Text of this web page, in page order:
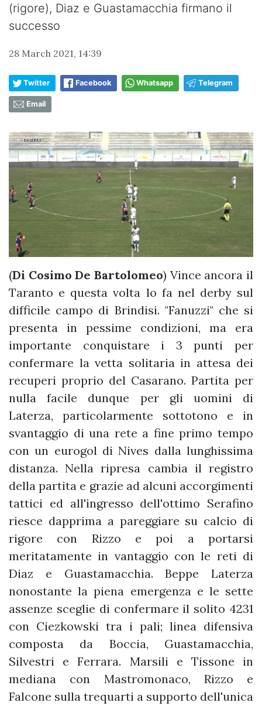
(rigore), Diaz e Guastamacchia firmano il
successo
28 March 2021, 14:39
Twitter Facebook Whatsapp Telegram
Email
(Di Cosimo De Bartolomeo) Vince ancora il
Taranto e questa volta lo fa nel derby sul
difficile campo di Brindisi. "Fanuzzi" che si
presenta in pessime condizioni, ma era
importante conquistare i 3 punti per
confermare la vetta solitaria in attesa dei
recuperi proprio del Casarano. Partita per
nulla facile dunque per gli uomini di
Laterza, particolarmente sottotono e in
svantaggio di una rete a fine primo tempo
con un eurogol di Nives dalla lunghissima
distanza. Nella ripresa cambia il registro
della partita e grazie ad alcuni accorgimenti
tattici ed all'ingresso dell'ottimo Serafino
riesce dapprima a pareggiare su calcio di
rigore con Rizzo e poi a portarsi
meritatamente in vantaggio con le reti di
Diaz e Guastamacchia. Beppe Laterza
nonostante la piena emergenza e le sette
assenze sceglie di confermare il solito 4231
con Ciezkowski tra i pali; linea difensiva
composta da Boccia, Guastamacchia,
Silvestri e Ferrara. Marsili e Tissone in
mediana con Mastromonaco, Rizzo e
Falcone sulla trequarti a supporto dell'unica